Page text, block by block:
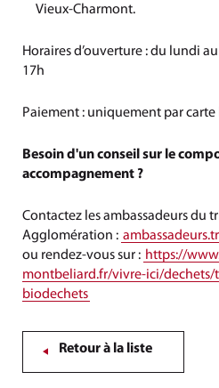
Vieux-Charmont.
Horaires d’ouverture : du lundi
17h
Paiement : uniquement par
Besoin d'un conseil sur le
accompagnement ?
Contactez les ambassadeurs du
Agglomération :
ou rendez-vous sur : https://
montbeliard.fr/vivre-ici/dechets/
biodechets
Retour à la liste